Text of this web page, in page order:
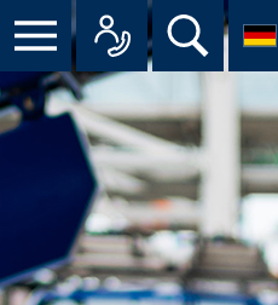
Suche